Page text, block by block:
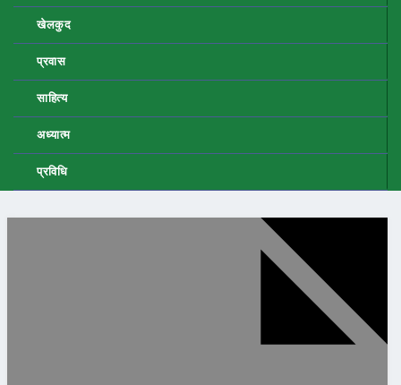
खेलकुद
प्रवास
साहित्य
अध्यात्म
प्रविधि